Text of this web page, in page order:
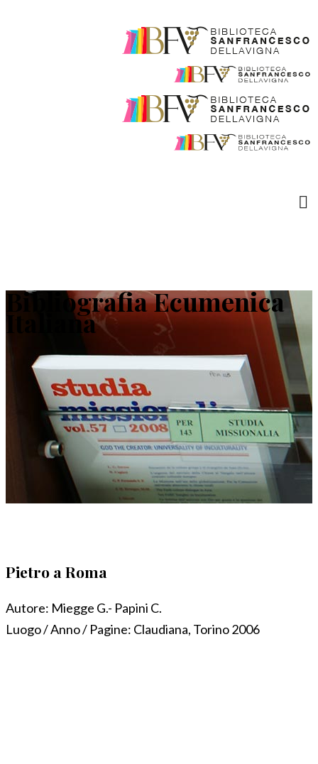
Bibliografia Ecumenica
Italiana
Pietro a Roma
Autore: Miegge G.- Papini C.
Luogo / Anno / Pagine: Claudiana, Torino 2006